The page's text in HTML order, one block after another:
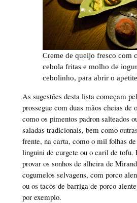
Creme de queijo fresco com
cebola fritas e molho de
cebolinho, para abrir o apetite
As sugestões desta lista começam
prossegue com duas mãos cheias de
como os pimentos padron salteados
saladas tradicionais, bem como
frente, na carta, como o mil folhas
linguini de curgete ou o caril de tofu.
provar os sonhos de alheira de
cogumelos selvagens, com porco
ou os tacos de barriga de porco
por exemplo.